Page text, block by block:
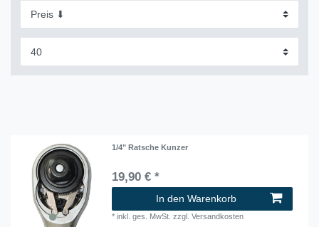
1/4" Ratsche Kunzer
19,90 € *
In den Warenkorb
*inkl. ges. MwSt. zzgl.Versandkosten